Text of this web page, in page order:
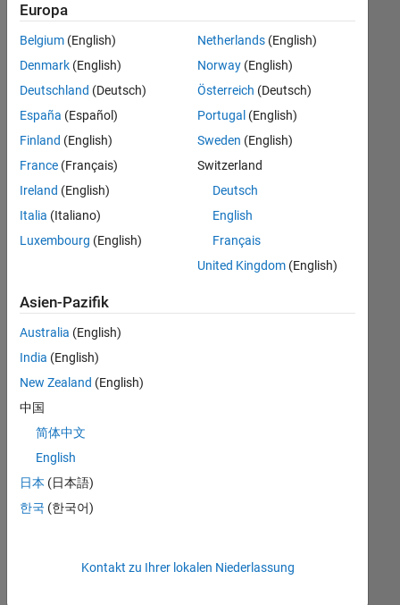
Ihren
Suchkriterien
entsprechen.
können
die
Suchkriterien
weiter
fassen
oder
alle
Stellenangebote
anzeigen .
noch
keine
offenen
Stellen
können,
die
Ihren
entsprechen,
werden
unseres
Europa
Belgium (English)
Denmark (English)
Deutschland (Deutsch)
España (Español)
Finland (English)
France (Français)
Ireland (English)
Italia (Italiano)
Luxembourg (English)
Netherlands(English)
Norway(English)
Österreich (Deutsch)
Portugal (English)
Sweden (English)
Switzerland
Deutsch
English
Français
United Kingdom(English)
Asien-Pazifik
Australia (English)
India (English)
New Zealand (English)
中国
简体中文
English
日本 (日本語)
한국 (한국어)
Kontakt zu Ihrer lokalen Niederlassung